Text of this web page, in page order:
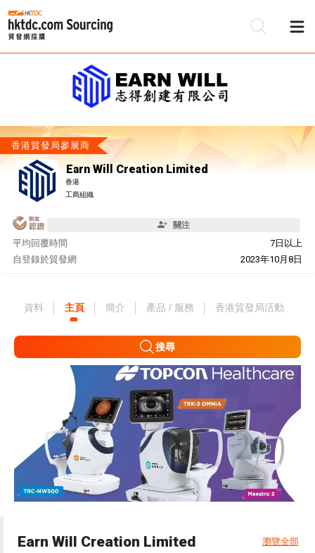
香港貿發局參展商
Earn Will Creation Limited
香港
工商組織
關注
平均回覆時間
7日以上
自
2023年10月8日
登錄於貿發網
資料 主頁 簡介 產品 / 服務 香港貿發局活動
搜尋
Earn Will Creation Limited 瀏覽全部